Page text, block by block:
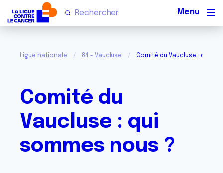
Ligue nationale 84 - Vaucluse Comité du Vaucluse : qui
Comité du
Vaucluse : qui
sommes nous ?